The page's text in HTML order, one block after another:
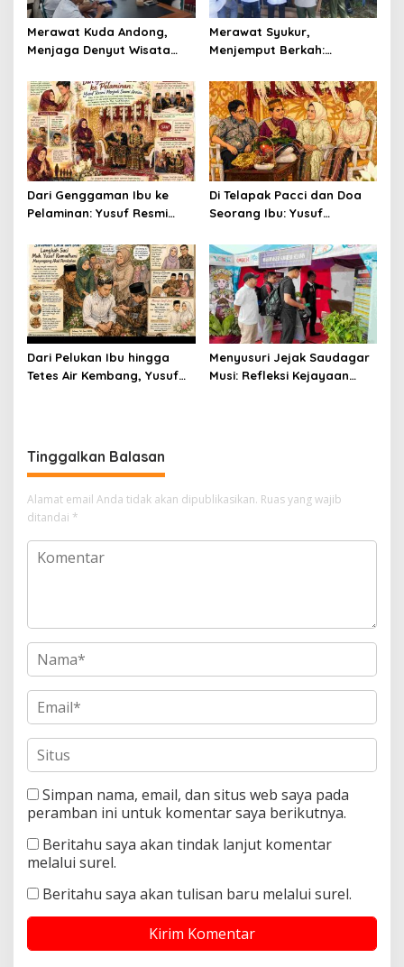
Merawat Kuda Andong,
Menjaga Denyut Wisata
Merawat Syukur,
Menjemput Berkah:
Mappadendang di Tanah
Laringg
Dari Genggaman Ibu ke
Pelaminan: Yusuf Resmi
Di Telapak Pacci dan Doa
Seorang Ibu: Yusuf
Menuju Gerbang
Pernikahan
Dari Pelukan Ibu hingga
Tetes Air Kembang, Yusuf
Menyusuri Jejak Saudagar
Musi: Refleksi Kejayaan
Tinggalkan Balasan
Alamat email Anda tidak akan dipublikasikan. Ruas yang wajib
ditandai *
Simpan nama, email, dan situs web saya pada
peramban ini untuk komentar saya berikutnya.
Beritahu saya akan tindak lanjut komentar
melalui surel.
Beritahu saya akan tulisan baru melalui surel.